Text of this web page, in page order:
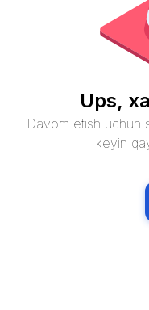
Ups,
Davom etish uchun
keyin